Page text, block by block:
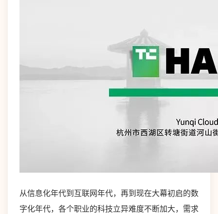
从信息化年代到互联网年代，再到现在大幕初启的数
字化年代，各个职业的科技立异难度不断加大，需求